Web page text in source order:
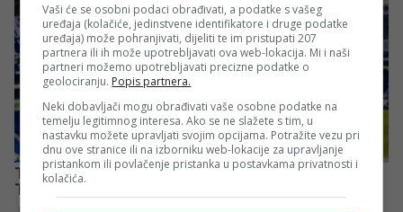
Vaši će se osobni podaci obrađivati, a podatke s vašeg
uređaja (kolačiće, jedinstvene identifikatore i druge podatke
uređaja) može pohranjivati, dijeliti te im pristupati 207
partnera ili ih može upotrebljavati ova web-lokacija. Mi i naši
partneri možemo upotrebljavati precizne podatke o
geolociranju. Popis partnera.
Neki dobavljači mogu obrađivati vaše osobne podatke na
temelju legitimnog interesa. Ako se ne slažete s tim, u
nastavku možete upravljati svojim opcijama. Potražite vezu pri
dnu ove stranice ili na izborniku web-lokacije za upravljanje
pristankom ili povlačenje pristanka u postavkama privatnosti i
kolačića.